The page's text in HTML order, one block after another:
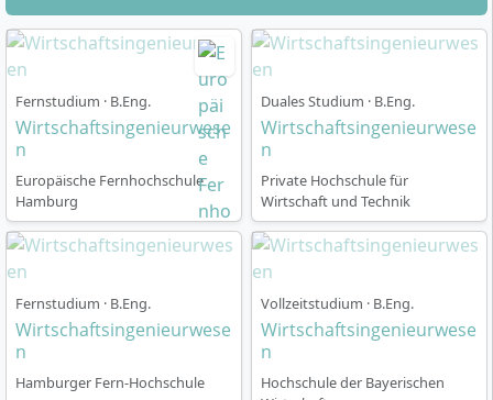
Fernstudium · B.Eng.
Wirtschaftsingenieurwese
n
Europäische Fernhochschule
Hamburg
Duales Studium · B.Eng.
Wirtschaftsingenieurwese
n
Private Hochschule für
Wirtschaft und Technik
Fernstudium · B.Eng.
Wirtschaftsingenieurwese
n
Hamburger Fern-Hochschule
Vollzeitstudium · B.Eng.
Wirtschaftsingenieurwese
n
Hochschule der Bayerischen